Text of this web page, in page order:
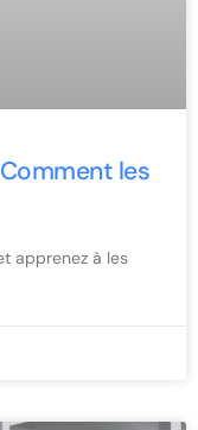
les
apprenez à les